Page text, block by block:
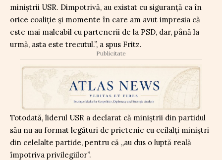
miniștrii USR. Dimpotrivă, au existat cu siguranță ca în
orice coaliție și momente în care am avut impresia că
este mai maleabil cu partenerii de la PSD, dar, până la
urmă, asta este trecutul.”, a spus Fritz.
Publicitate
Totodată, liderul USR a declarat că miniștrii din partidul
său nu au format legături de prietenie cu ceilalți miniștri
din celelalte partide, pentru că „au dus o luptă reală
împotriva privilegiilor”.